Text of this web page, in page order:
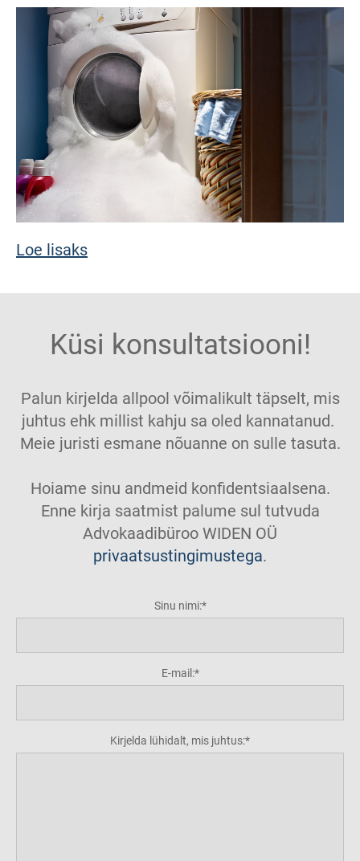
Loe lisaks
Küsi konsultatsiooni!
Palun kirjelda allpool võimalikult täpselt, mis
juhtus ehk millist kahju sa oled kannatanud.
Meie juristi esmane nõuanne on sulle tasuta.
Hoiame sinu andmeid konfidentsiaalsena.
Enne kirja saatmist palume sul tutvuda
Advokaadibüroo WIDEN OÜ
privaatsustingimustega.
Sinu nimi:
E-mail:
Kirjelda lühidalt, mis juhtus: